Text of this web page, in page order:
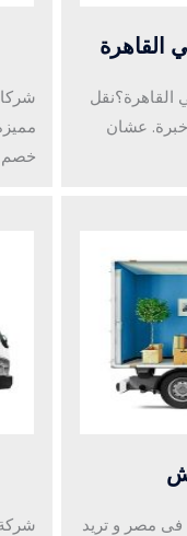
القاهرة
عشان
خصم 25% لكل أسرة ترغب فى…
مصر و تريد